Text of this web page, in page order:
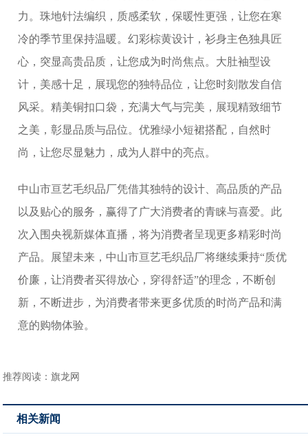
力。珠地针法编织，质感柔软，保暖性更强，让您在寒
冷的季节里保持温暖。幻彩棕黄设计，衫身主色独具匠
心，突显高贵品质，让您成为时尚焦点。大肚袖型设
计，美感十足，展现您的独特品位，让您时刻散发自信
风采。精美铜扣口袋，充满大气与完美，展现精致细节
之美，彰显品质与品位。优雅绿小短裙搭配，自然时
尚，让您尽显魅力，成为人群中的亮点。
中山市亘艺毛织品厂凭借其独特的设计、高品质的产品
以及贴心的服务，赢得了广大消费者的青睐与喜爱。此
次入围央视新媒体直播，将为消费者呈现更多精彩时尚
产品。展望未来，中山市亘艺毛织品厂将继续秉持“质优
价廉，让消费者买得放心，穿得舒适”的理念，不断创
新，不断进步，为消费者带来更多优质的时尚产品和满
意的购物体验。
推荐阅读：旗龙网
相关新闻